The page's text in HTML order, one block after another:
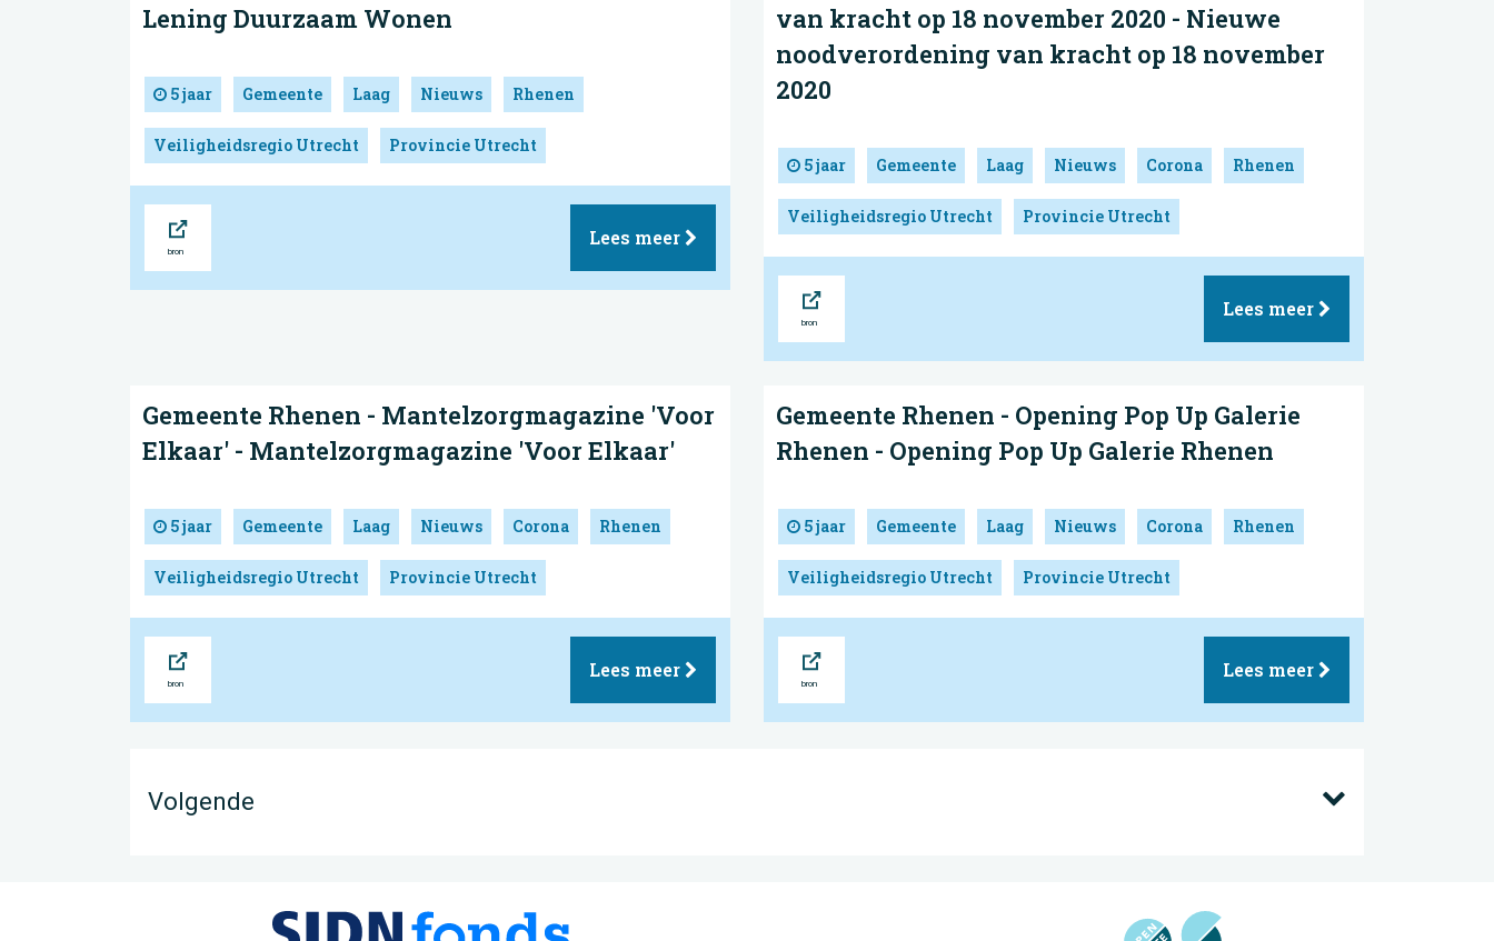
Lening Duurzaam Wonen
5 jaar Gemeente Laag Nieuws Rhenen
Veiligheidsregio Utrecht Provincie Utrecht
Lees meer
van kracht op 18 november 2020 - Nieuwe
noodverordening van kracht op 18 november
2020
5 jaar Gemeente Laag Nieuws Corona Rhenen
Veiligheidsregio Utrecht Provincie Utrecht
Lees meer
Gemeente Rhenen - Mantelzorgmagazine 'Voor
Elkaar' - Mantelzorgmagazine 'Voor Elkaar'
5 jaar Gemeente Laag Nieuws Corona Rhenen
Veiligheidsregio Utrecht Provincie Utrecht
Lees meer
Gemeente Rhenen - Opening Pop Up Galerie
Rhenen - Opening Pop Up Galerie Rhenen
5 jaar Gemeente Laag Nieuws Corona Rhenen
Veiligheidsregio Utrecht Provincie Utrecht
Lees meer
Volgende